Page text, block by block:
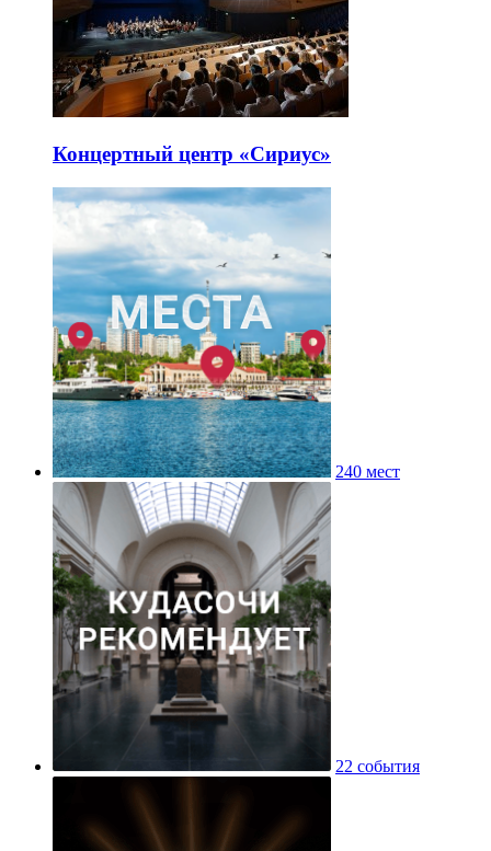
Концертный центр «Сириус»
240 мест
22 события